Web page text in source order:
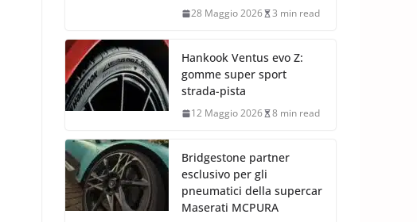
28 Maggio 2026 3 min read
Hankook Ventus evo Z:
gomme super sport
strada-pista
12 Maggio 2026 8 min read
Bridgestone partner
esclusivo per gli
pneumatici della supercar
Maserati MCPURA